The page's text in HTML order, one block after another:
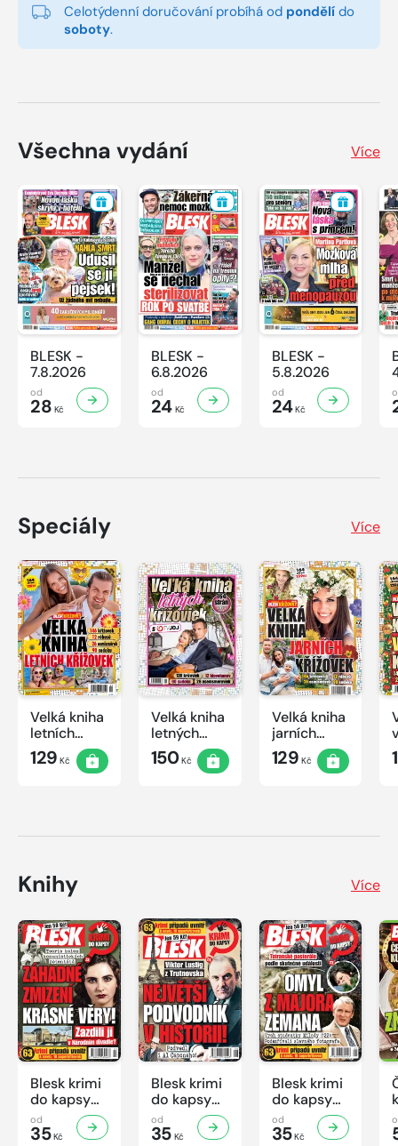
Celotýdenní doručování probíhá od pondělí do
soboty.
Všechna vydání Více
BLESK -
7.8.2026
od
28 Kč
BLESK -
6.8.2026
od
24Kč
BLESK -
5.8.2026
od
24Kč
Speciály Více
Velká kniha
letních
křížovek
2026
129 Kč
Velká kniha
letných
krížoviek s
TV JOJ
150Kč
Velká kniha
jarních
křížovek
2026
129 Kč
Knihy Více
Blesk krimi
do kapsy
č.7/2026
od
35Kč
Blesk krimi
do kapsy
č.6/2026
od
35Kč
Blesk krimi
do kapsy
č.5/2026
od
35Kč